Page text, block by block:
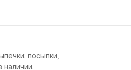
посыпки,